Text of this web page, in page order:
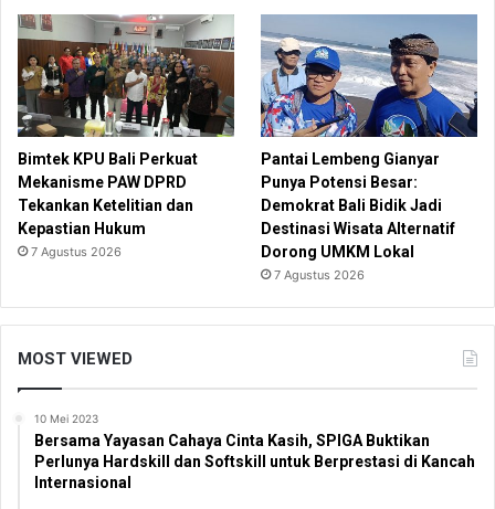
Bimtek KPU Bali Perkuat
Mekanisme PAW DPRD
Tekankan Ketelitian dan
Kepastian Hukum
7 Agustus 2026
Pantai Lembeng Gianyar
Punya Potensi Besar:
Demokrat Bali Bidik Jadi
Destinasi Wisata Alternatif
Dorong UMKM Lokal
7 Agustus 2026
MOST VIEWED
10 Mei 2023
Bersama Yayasan Cahaya Cinta Kasih, SPIGA Buktikan
Perlunya Hardskill dan Softskill untuk Berprestasi di Kancah
Internasional